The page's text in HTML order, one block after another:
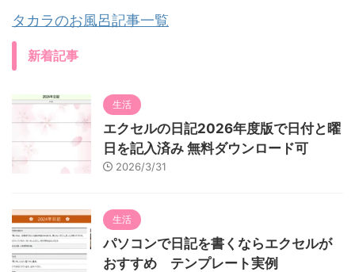
タカラのお風呂記事一覧
新着記事
生活
エクセルの日記2026年度版で日付と曜
日を記入済み 無料ダウンロード可
2026/3/31
生活
パソコンで日記を書くならエクセルが
おすすめ テンプレート実例